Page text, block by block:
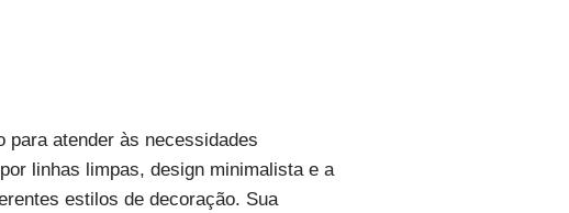
para atender às necessidades
linhas limpas, design minimalista e a
estilos de decoração. Sua